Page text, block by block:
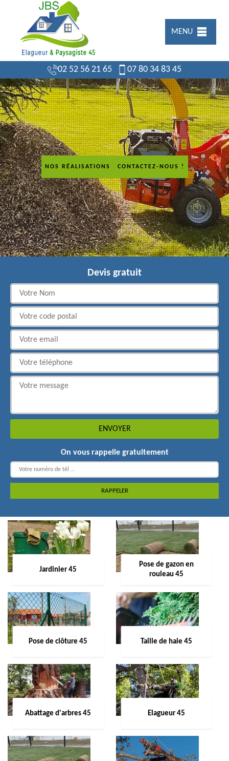
MENU
02 52 56 21 65 07 80 34 83 45
NOS RÉALISATIONS CONTACTEZ-NOUS !
Devis gratuit
On vous rappelle gratuitement
Jardinier 45
Pose de gazon en
rouleau 45
Pose de clôture 45 Taille de haie 45
Abattage d'arbres 45 Elagueur 45